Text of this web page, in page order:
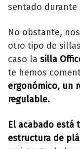
sentado durante
No obstante,
otro tipo de
caso la silla
te hemos
ergonómico, un
regulable.
El acabado está
estructura de